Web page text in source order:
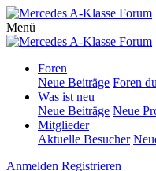
Menü
Foren
Neue Beiträge Foren
Was ist neu
Neue Beiträge Neue
Mitglieder
Aktuelle Besucher
Anmelden Registrieren